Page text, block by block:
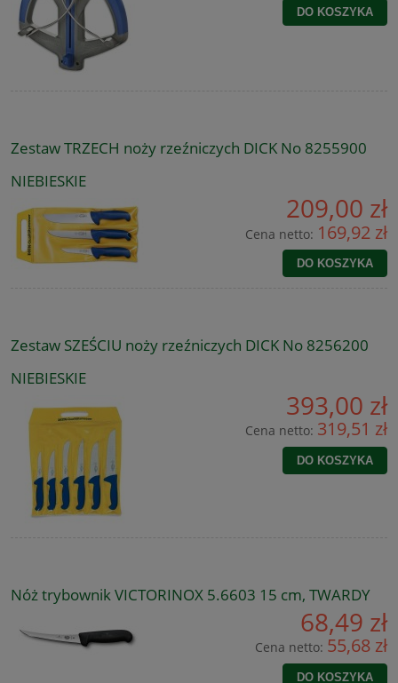
DO KOSZYKA
Zestaw TRZECH noży rzeźniczych DICK No 8255900
NIEBIESKIE
209,00 zł
Cena netto: 169,92 zł
DO KOSZYKA
Zestaw SZEŚCIU noży rzeźniczych DICK No 8256200
NIEBIESKIE
393,00 zł
Cena netto: 319,51 zł
DO KOSZYKA
Nóż trybownik VICTORINOX 5.6603 15 cm, TWARDY
68,49 zł
Cena netto: 55,68 zł
DO KOSZYKA